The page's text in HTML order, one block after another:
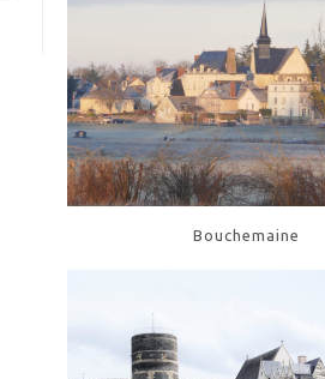
Bouchemaine